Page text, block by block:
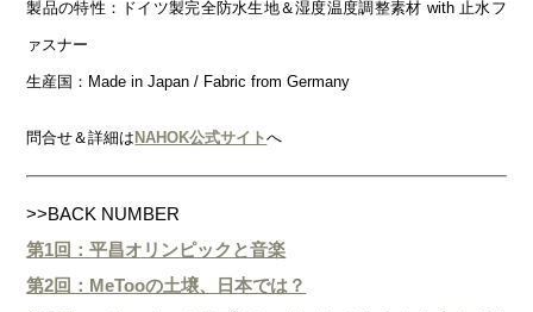
製品の特性：ドイツ製完全防水生地＆湿度温度調整素材 with 止水フ
ァスナー
生産国：Made in Japan / Fabric from Germany
問合せ＆詳細は NAHOK公式サイトへ
>>BACK NUMBER
第1回：平昌オリンピックと音楽
第2回：MeTooの土壌、日本では？